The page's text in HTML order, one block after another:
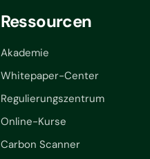
Ressourcen
Akademie
Whitepaper-Center
Regulierungszentrum
Online-Kurse
Carbon Scanner